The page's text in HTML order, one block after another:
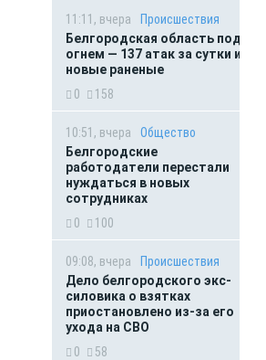
11:11, вчера
Происшествия
Белгородская область под
огнем — 137 атак за сутки и
новые раненые
0
158
10:51, вчера
Общество
Белгородские
работодатели перестали
нуждаться в новых
сотрудниках
0
100
09:08, вчера
Происшествия
Дело белгородского экс-
силовика о взятках
приостановлено из-за его
ухода на СВО
0
58